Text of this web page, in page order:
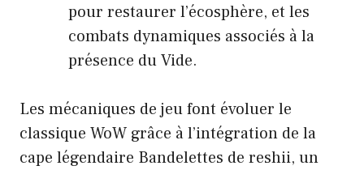
pour restaurer l’écosphère, et les
combats dynamiques associés à la
présence du Vide.
Les mécaniques de jeu font évoluer le
classique WoW grâce à l’intégration de la
cape légendaire Bandelettes de reshii, un